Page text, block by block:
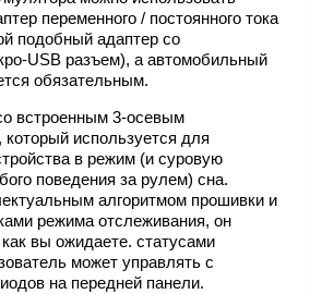
переменного / постоянного тока
подобный адаптер со
USB разъем), а автомобильный
обязательным.
встроенным 3-осевым
используется для
в режим (и суровую
поведения за рулем) сна.
алгоритмом прошивки и
режима отслеживания, он
вы ожидаете. статусами
может управлять с
на передней панели.